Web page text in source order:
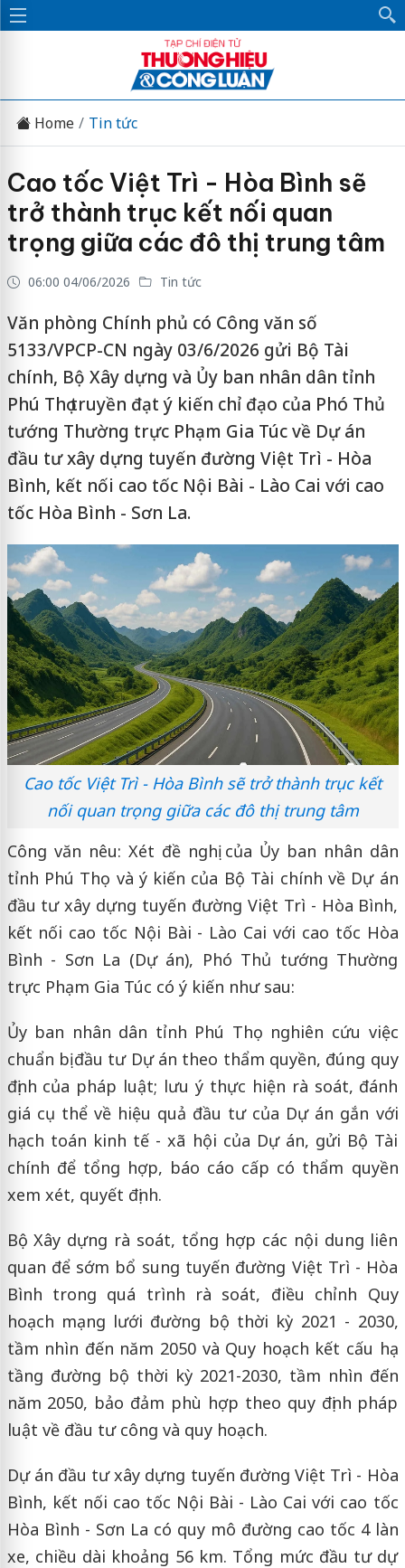
Home Tin tức
Cao tốc Việt Trì - Hòa Bình sẽ
trở thành trục kết nối quan
trọng giữa các đô thị trung tâm
06:00 04/06/2026 Tin tức
Văn phòng Chính phủ có Công văn số
5133/VPCP-CN ngày 03/6/2026 gửi Bộ Tài
chính, Bộ Xây dựng và Ủy ban nhân dân tỉnh
Phú Thọ truyền đạt ý kiến chỉ đạo của Phó Thủ
tướng Thường trực Phạm Gia Túc về Dự án
đầu tư xây dựng tuyến đường Việt Trì - Hòa
Bình, kết nối cao tốc Nội Bài - Lào Cai với cao
tốc Hòa Bình - Sơn La.
Cao tốc Việt Trì - Hòa Bình sẽ trở thành trục kết
nối quan trọng giữa các đô thị trung tâm
Công văn nêu: Xét đề nghị của Ủy ban nhân dân
tỉnh Phú Thọ và ý kiến của Bộ Tài chính về Dự án
đầu tư xây dựng tuyến đường Việt Trì - Hòa Bình,
kết nối cao tốc Nội Bài - Lào Cai với cao tốc Hòa
Bình - Sơn La (Dự án), Phó Thủ tướng Thường
trực Phạm Gia Túc có ý kiến như sau:
Ủy ban nhân dân tỉnh Phú Thọ nghiên cứu việc
chuẩn bị đầu tư Dự án theo thẩm quyền, đúng quy
định của pháp luật; lưu ý thực hiện rà soát, đánh
giá cụ thể về hiệu quả đầu tư của Dự án gắn với
hạch toán kinh tế - xã hội của Dự án, gửi Bộ Tài
chính để tổng hợp, báo cáo cấp có thẩm quyền
xem xét, quyết định.
Bộ Xây dựng rà soát, tổng hợp các nội dung liên
quan để sớm bổ sung tuyến đường Việt Trì - Hòa
Bình trong quá trình rà soát, điều chỉnh Quy
hoạch mạng lưới đường bộ thời kỳ 2021 - 2030,
tầm nhìn đến năm 2050 và Quy hoạch kết cấu hạ
tầng đường bộ thời kỳ 2021-2030, tầm nhìn đến
năm 2050, bảo đảm phù hợp theo quy định pháp
luật về đầu tư công và quy hoạch.
Dự án đầu tư xây dựng tuyến đường Việt Trì - Hòa
Bình, kết nối cao tốc Nội Bài - Lào Cai với cao tốc
Hòa Bình - Sơn La có quy mô đường cao tốc 4 làn
xe, chiều dài khoảng 56 km. Tổng mức đầu tư dự